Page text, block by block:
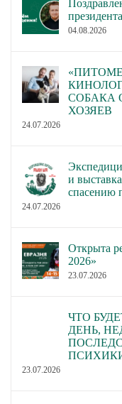
04.08.2026
СОБАКА
ХОЗЯЕВ
24.07.2026
и
спасению
24.07.2026
Открыта
2026»
23.07.2026
ЧТО
ДЕНЬ,
23.07.2026